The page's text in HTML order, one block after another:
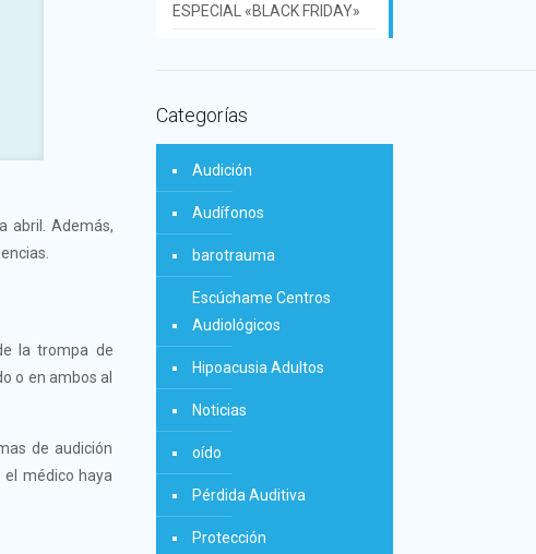
abril. Además,
la trompa de
o en ambos al
de audición
médico haya
ESPECIAL «BLACK FRIDAY»
Categorías
Audición
Audífonos
barotrauma
Escúchame Centros
Audiológicos
Hipoacusia Adultos
Noticias
oído
Pérdida Auditiva
Protección